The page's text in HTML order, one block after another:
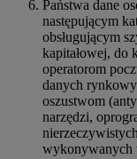
Państwa dane
następującym
obsługującym
kapitałowej, do
operatorom
danych
oszustwom
narzędzi,
wykonywanych